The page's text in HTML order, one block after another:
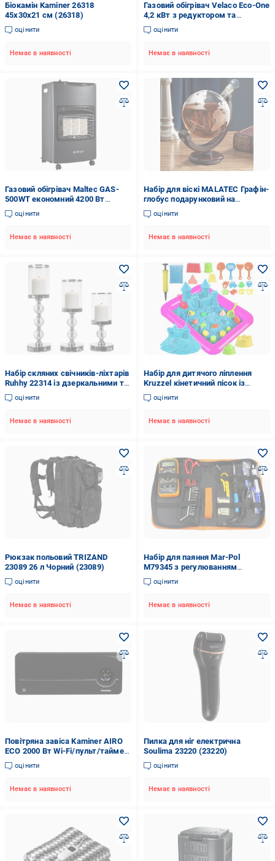
Біокамін Kaminer 26318
45х30х21 см (26318)
оцінити
Немає в наявності
Газовий обігрівач Velaco Eco-One
4,2 кВт з редуктором та
шлангом (0000)
оцінити
Немає в наявності
Газовий обігрівач Maltec GAS-
500WT економний 4200 Вт
Чорний
оцінити
Немає в наявності
Набір для віскі MALATEC Графін-
глобус подарунковий на
підставці (22553)
оцінити
Немає в наявності
Набір скляних свічників-ліхтарів
Ruhhy 22314 із дзеркальними та
кришталевими елементами 3
шт. Сріблястий
оцінити
Немає в наявності
Набір для дитячого ліплення
Kruzzel кінетичний пісок із
пісочницею та аксесуарами
(22712)
оцінити
Немає в наявності
Рюкзак польовий TRIZAND
23089 26 л Чорний (23089)
оцінити
Немає в наявності
Набір для паяння Mar-Pol
M79345 з регулюванням
температури/мультиметром та
аксесуарами в кейсі 60 Вт
оцінити
Немає в наявності
Повітряна завіса Kaminer AIRO
ECO 2000 Вт Wi-Fi/пульт/таймер
Чорний (26388)
оцінити
Немає в наявності
Пилка для ніг електрична
Soulima 23220 (23220)
оцінити
Немає в наявності